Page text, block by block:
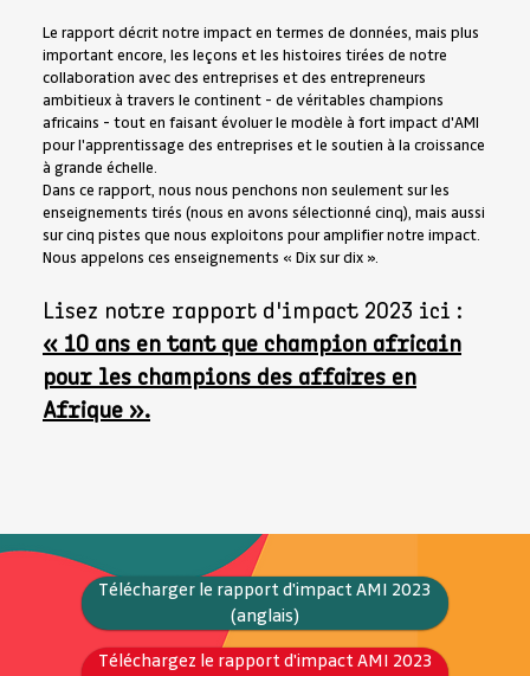
Le rapport décrit notre impact en termes de données, mais plus
important encore, les leçons et les histoires tirées de notre
collaboration avec des entreprises et des entrepreneurs
ambitieux à travers le continent - de véritables champions
africains - tout en faisant évoluer le modèle à fort impact d'AMI
pour l'apprentissage des entreprises et le soutien à la croissance
à grande échelle.
Dans ce rapport, nous nous penchons non seulement sur les
enseignements tirés (nous en avons sélectionné cinq), mais aussi
sur cinq pistes que nous exploitons pour amplifier notre impact.
Nous appelons ces enseignements « Dix sur dix ».
Lisez notre rapport d'impact 2023 ici :
« 10 ans en tant que champion africain
pour les champions des affaires en
Afrique ».
Télécharger le rapport d'impact AMI 2023
(anglais)
Téléchargez le rapport d'impact AMI 2023